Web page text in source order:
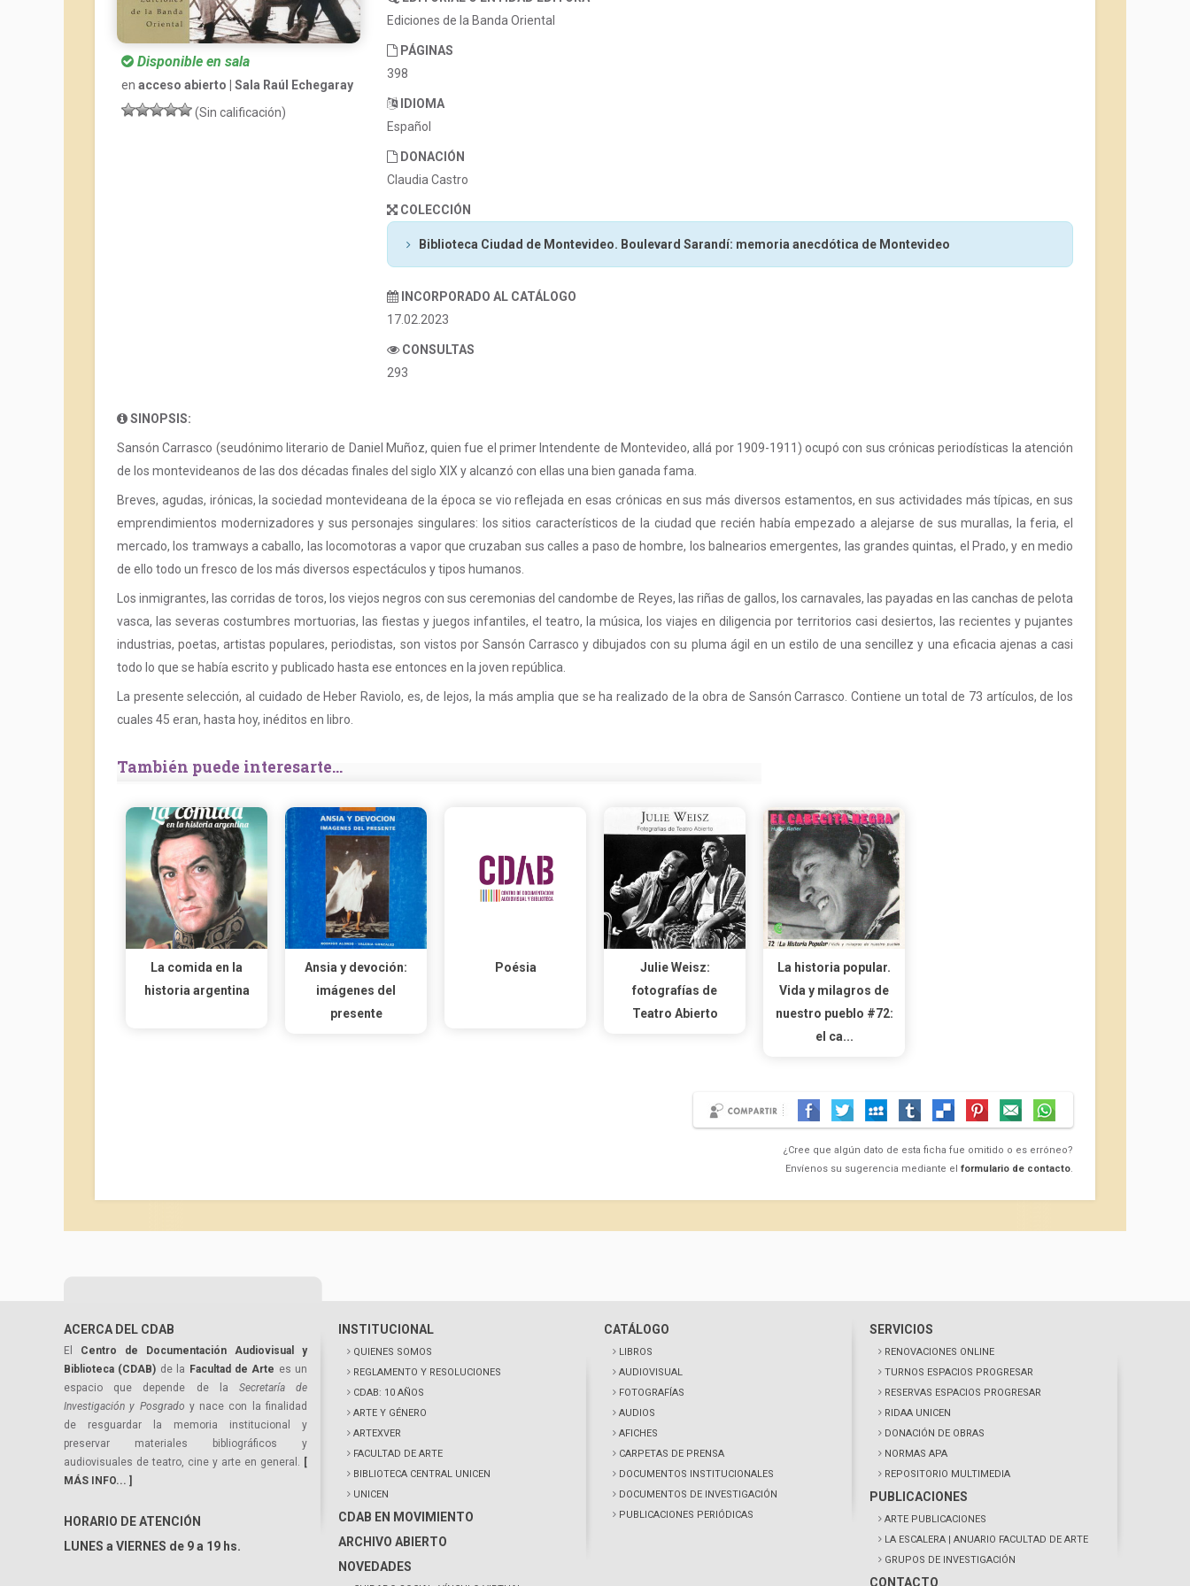
Disponible en sala
en acceso abierto | Sala Raúl Echegaray
(Sin calificación)
Ediciones de la Banda Oriental
PÁGINAS
398
IDIOMA
Español
DONACIÓN
Claudia Castro
COLECCIÓN
Biblioteca Ciudad de Montevideo. Boulevard Sarandí: memoria anecdótica de Montevideo
INCORPORADO AL CATÁLOGO
17.02.2023
CONSULTAS
293
SINOPSIS:
Sansón Carrasco (seudónimo literario de Daniel Muñoz, quien fue el primer Intendente de Montevideo, allá por 1909-1911) ocupó con sus crónicas periodísticas la atención
de los montevideanos de las dos décadas finales del siglo XIX y alcanzó con ellas una bien ganada fama.
Breves, agudas, irónicas, la sociedad montevideana de la época se vio reflejada en esas crónicas en sus más diversos estamentos, en sus actividades más típicas, en sus
emprendimientos modernizadores y sus personajes singulares: los sitios característicos de la ciudad que recién había empezado a alejarse de sus murallas, la feria, el
mercado, los tramways a caballo, las locomotoras a vapor que cruzaban sus calles a paso de hombre, los balnearios emergentes, las grandes quintas, el Prado, y en medio
de ello todo un fresco de los más diversos espectáculos y tipos humanos.
Los inmigrantes, las corridas de toros, los viejos negros con sus ceremonias del candombe de Reyes, las riñas de gallos, los carnavales, las payadas en las canchas de pelota
vasca, las severas costumbres mortuorias, las fiestas y juegos infantiles, el teatro, la música, los viajes en diligencia por territorios casi desiertos, las recientes y pujantes
industrias, poetas, artistas populares, periodistas, son vistos por Sansón Carrasco y dibujados con su pluma ágil en un estilo de una sencillez y una eficacia ajenas a casi
todo lo que se había escrito y publicado hasta ese entonces en la joven república.
La presente selección, al cuidado de Heber Raviolo, es, de lejos, la más amplia que se ha realizado de la obra de Sansón Carrasco. Contiene un total de 73 artículos, de los
cuales 45 eran, hasta hoy, inéditos en libro.
También puede interesarte...
La comida en la
historia argentina
Ansia y devoción:
imágenes del
presente
Poésia
Julie Weisz:
fotografías de
Teatro Abierto
La historia popular.
Vida y milagros de
nuestro pueblo #72:
el ca...
¿Cree que algún dato de esta ficha fue omitido o es erróneo?
Envíenos su sugerencia mediante el formulario de contacto.
ACERCA DEL CDAB
El Centro de Documentación Audiovisual y
Biblioteca (CDAB) de la Facultad de Arte es un
espacio que depende de la Secretaría de
Investigación y Posgrado y nace con la finalidad
de resguardar la memoria institucional y
preservar materiales bibliográficos y
audiovisuales de teatro, cine y arte en general. [
MÁS INFO... ]
HORARIO DE ATENCIÓN
LUNES a VIERNES de 9 a 19 hs.
INSTITUCIONAL
QUIENES SOMOS
REGLAMENTO Y RESOLUCIONES
CDAB: 10 AÑOS
ARTE Y GÉNERO
ARTEXVER
FACULTAD DE ARTE
BIBLIOTECA CENTRAL UNICEN
UNICEN
CDAB EN MOVIMIENTO
ARCHIVO ABIERTO
NOVEDADES
CATÁLOGO
LIBROS
AUDIOVISUAL
FOTOGRAFÍAS
AUDIOS
AFICHES
CARPETAS DE PRENSA
DOCUMENTOS INSTITUCIONALES
DOCUMENTOS DE INVESTIGACIÓN
PUBLICACIONES PERIÓDICAS
SERVICIOS
RENOVACIONES ONLINE
TURNOS ESPACIOS PROGRESAR
RESERVAS ESPACIOS PROGRESAR
RIDAA UNICEN
DONACIÓN DE OBRAS
NORMAS APA
REPOSITORIO MULTIMEDIA
PUBLICACIONES
ARTE PUBLICACIONES
LA ESCALERA | ANUARIO FACULTAD DE ARTE
GRUPOS DE INVESTIGACIÓN
CONTACTO